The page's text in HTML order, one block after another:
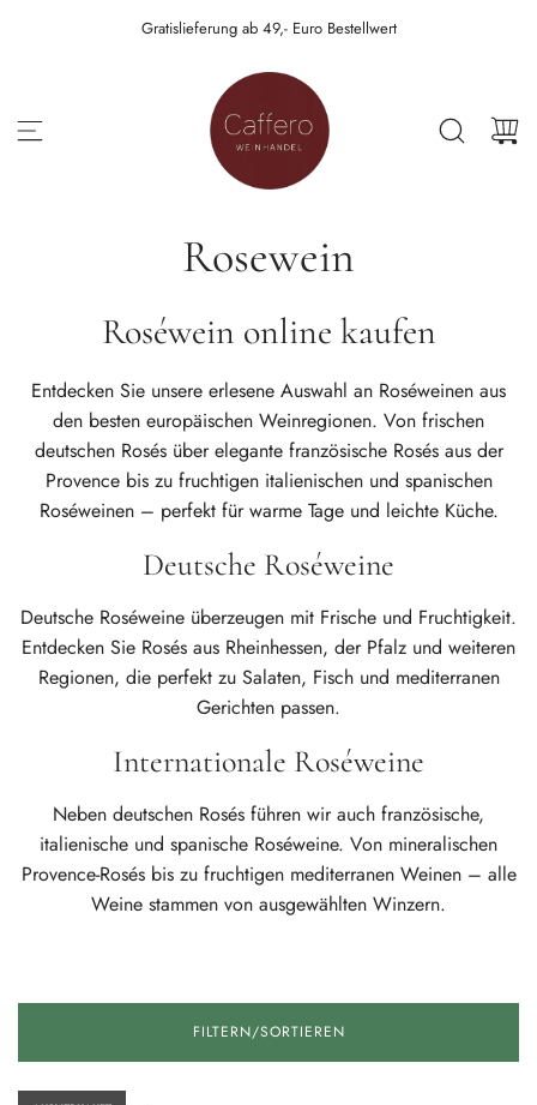
Gratislieferung ab 49,- Euro Bestellwert
Rosewein
Roséwein online kaufen
Entdecken Sie unsere erlesene Auswahl an Roséweinen aus
den besten europäischen Weinregionen. Von frischen
deutschen Rosés über elegante französische Rosés aus der
Provence bis zu fruchtigen italienischen und spanischen
Roséweinen – perfekt für warme Tage und leichte Küche.
Deutsche Roséweine
Deutsche Roséweine überzeugen mit Frische und Fruchtigkeit.
Entdecken Sie Rosés aus Rheinhessen, der Pfalz und weiteren
Regionen, die perfekt zu Salaten, Fisch und mediterranen
Gerichten passen.
Internationale Roséweine
Neben deutschen Rosés führen wir auch französische,
italienische und spanische Roséweine. Von mineralischen
Provence-Rosés bis zu fruchtigen mediterranen Weinen – alle
Weine stammen von ausgewählten Winzern.
FILTERN/SORTIEREN